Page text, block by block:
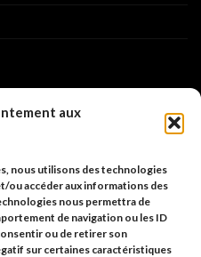
aux
nous utilisons des technologies
ou accéder aux informations des
nous permettra de
de navigation ou les ID
ou de retirer son
sur certaines caractéristiques